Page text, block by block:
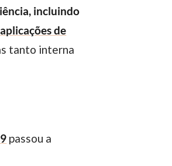
incluindo
aplicações de
tanto interna
passou a